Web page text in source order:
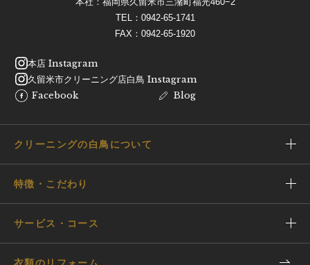
TEL： 0942-65-1741
FAX：0942-65-1920
本店 Instagram
久留米市クリーニング店白鳥 Instagram
Facebook
Blog
クリーニングの白鳥について
特徴・こだわり
サービス・コース
衣類のリフォーム